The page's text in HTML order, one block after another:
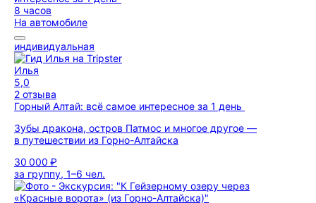
8 часов
На автомобиле
индивидуальная
Илья
5,0
2 отзыва
Горный Алтай: всё самое интересное за 1 день
Зубы дракона, остров Патмос и многое другое —
в путешествии из Горно-Алтайска
30 000 ₽
за группу, 1–6 чел.